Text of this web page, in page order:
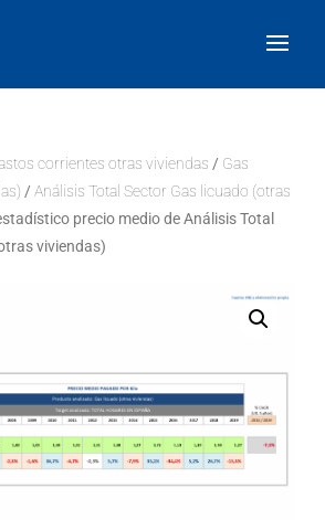
corrientes otras viviendas / Gas
/ Análisis Total Sector Gas licuado (otras
precio medio de Análisis Total
viviendas)